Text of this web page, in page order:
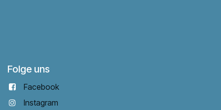
Folge uns
Facebook
Instagram